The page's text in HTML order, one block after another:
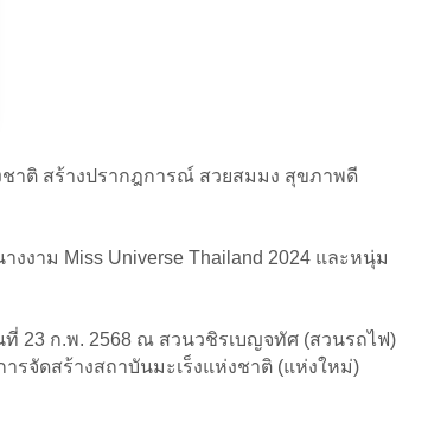
ชาติ สร้างปรากฎการณ์ สวยสมมง สุขภาพดี
งงาม Miss Universe Thailand 2024 และหนุ่ม
ที่ 23 ก.พ. 2568 ณ สวนวชิรเบญจทัศ (สวนรถไฟ)
รจัดสร้างสถาบันมะเร็งแห่งชาติ (แห่งใหม่)